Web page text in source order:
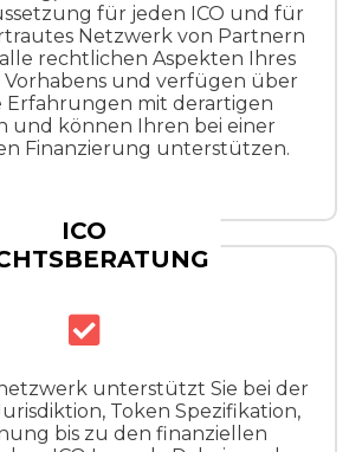
für jeden ICO und für
Netzwerk von Partnern
rechtlichen Aspekten Ihres
Vorhabens und verfügen über
Erfahrungen mit derartigen
und können Ihren bei einer
Finanzierung unterstützen.
ICO
unterstützt Sie bei der
Token Spezifikation,
bis zu den finanziellen